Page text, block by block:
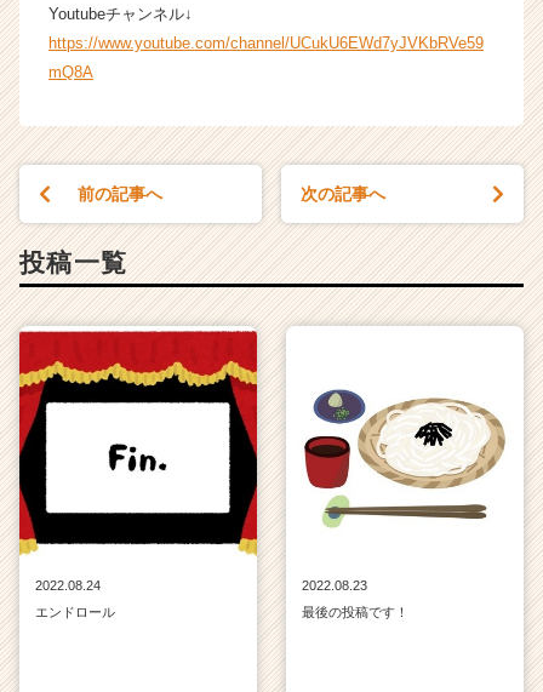
Youtubeチャンネル↓
https://www.youtube.com/channel/UCukU6EWd7yJVKbRVe59
mQ8A
前の記事へ 次の記事へ
投稿一覧
2022.08.24
エンドロール
2022.08.23
最後の投稿です！